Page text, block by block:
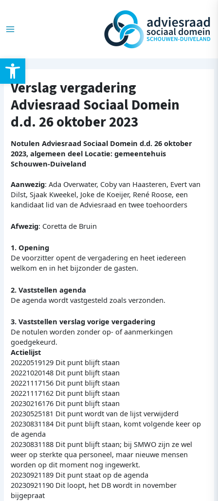
Toolbar openen
de
inhoud
Menu
Verslag vergadering
Adviesraad Sociaal Domein
d.d. 26 oktober 2023
Notulen Adviesraad Sociaal Domein d.d. 26 oktober
2023, algemeen deel Locatie: gemeentehuis
Schouwen-Duiveland
Aanwezig: Ada Overwater, Coby van Haasteren, Evert van
Dilst, Sjaak Kweekel, Joke de Koeijer, René Roose, een
kandidaat lid van de Adviesraad en twee toehoorders
Afwezig: Coretta de Bruin
1. Opening
De voorzitter opent de vergadering en heet iedereen
welkom en in het bijzonder de gasten.
2. Vaststellen agenda
De agenda wordt vastgesteld zoals verzonden.
3. Vaststellen verslag vorige vergadering
De notulen worden zonder op- of aanmerkingen
goedgekeurd.
Actielijst
20220519129 Dit punt blijft staan
20221020148 Dit punt blijft staan
20221117156 Dit punt blijft staan
20221117162 Dit punt blijft staan
20230216176 Dit punt blijft staan
20230525181 Dit punt wordt van de lijst verwijderd
20230831184 Dit punt blijft staan, komt volgende keer op
de agenda
20230831188 Dit punt blijft staan; bij SMWO zijn ze wel
weer op sterkte qua personeel, maar nieuwe mensen
worden op dit moment nog ingewerkt.
20230921189 Dit punt staat op de agenda
20230921190 Dit loopt, het DB wordt in november
bijgepraat